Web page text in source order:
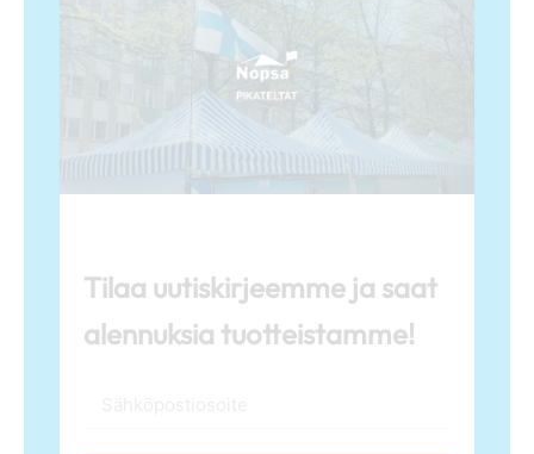
Tilaa uutiskirjeemme ja saat
alennuksia tuotteistamme!